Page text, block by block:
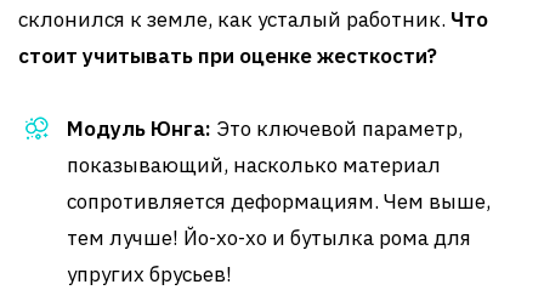
склонился к земле, как усталый работник. Что
стоит учитывать при оценке жесткости?
Модуль Юнга: Это ключевой параметр,
показывающий, насколько материал
сопротивляется деформациям. Чем выше,
тем лучше! Йо-хо-хо и бутылка рома для
упругих брусьев!